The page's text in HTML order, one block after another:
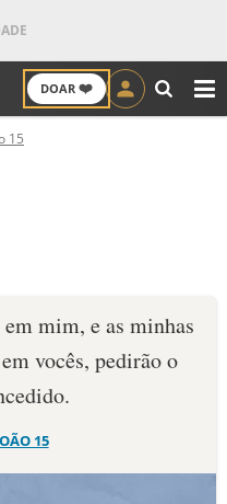
DOAR ❤️
15
mim, e as minhas
vocês, pedirão o
15